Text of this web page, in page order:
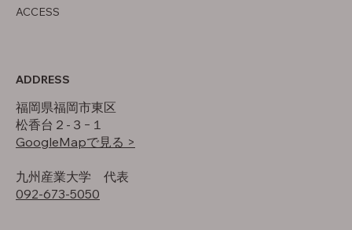
ACCESS
ADDRESS
福岡県福岡市東区
松香台２-３−１
GoogleMapで見る >
​九州産業大学 代表
092-673-5050